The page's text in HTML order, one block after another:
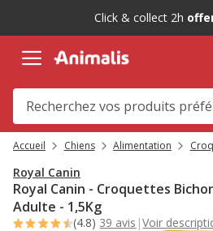
message,
Click & collect 2h
Accueil Chiens Alimentation
Royal Canin
Royal Canin - Croquettes
Adulte - 1,5Kg
(4.8) 39 avis |Voir